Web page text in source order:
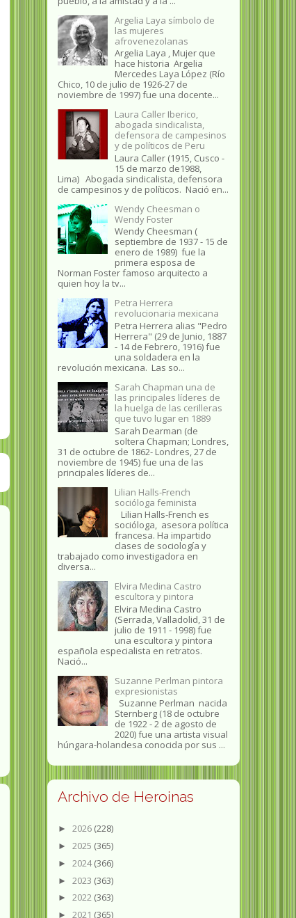
Argelia Laya símbolo de
las mujeres
afrovenezolanas
Argelia Laya , Mujer que
hace historia Argelia
Mercedes Laya López (Río
Chico, 10 de julio de 1926-27 de
noviembre de 1997) fue una docente...
Laura Caller Iberico,
abogada sindicalista,
defensora de campesinos
y de políticos de Peru
Laura Caller (1915, Cusco -
15 de marzo de1988,
Lima) Abogada sindicalista, defensora
de campesinos y de políticos. Nació en...
Wendy Cheesman o
Wendy Foster
Wendy Cheesman (
septiembre de 1937 - 15 de
enero de 1989) fue la
primera esposa de
Norman Foster famoso arquitecto a
quien hoy la tv...
Petra Herrera
revolucionaria mexicana
Petra Herrera alias "Pedro
Herrera" (29 de Junio, 1887
- 14 de Febrero, 1916) fue
una soldadera en la
revolución mexicana. Las so...
Sarah Chapman una de
las principales líderes de
la huelga de las cerilleras
que tuvo lugar en 1889
Sarah Dearman (de
soltera Chapman; Londres,
31 de octubre de 1862​- Londres, 27 de
noviembre de 1945)​ fue una de las
principales líderes de...
Lilian Halls-French
socióloga feminista
Lilian Halls-French es
socióloga, asesora política
francesa. Ha impartido
clases de sociología y
trabajado como investigadora en
diversa...
Elvira Medina Castro
escultora y pintora
Elvira Medina Castro
(Serrada, Valladolid, 31 de
julio de 1911 - 1998) fue
una escultora y pintora
española especialista en retratos.
Nació...
Suzanne Perlman pintora
expresionistas
Suzanne Perlman nacida
Sternberg (18 de octubre
de 1922 - 2 de agosto de
2020) fue una artista visual
húngara-holandesa conocida por sus ...
Archivo de Heroinas
► 2026 (228)
► 2025 (365)
► 2024(366)
► 2023 (363)
► 2022 (363)
► 2021 (365)